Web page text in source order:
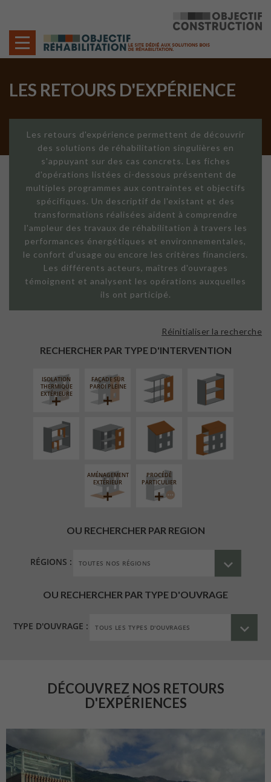
LES RETOURS D'EXPÉRIENCE
Les retours d'expérience permettent de découvrir
des solutions de réhabilitation singulières en
s'appuyant sur des cas concrets. Les fiches
d'opérations listées ci-dessous présentent de
multiples programmes aux contraintes et objectifs
spécifiques. Un descriptif de l'existant et des
transformations réalisées aident à comprendre
l'ampleur des travaux de réhabilitation à travers les
performances énergétiques et environnementales,
le confort d'usage ou encore les critères financiers.
Les différents acteurs, maîtres d'ouvrages
témoignent et analysent les opérations auxquelles
ils ont participé.
RECHERCHER PAR TYPE D'INTERVENTION
Réinitialiser la recherche
ISOLATION
THERMIQUE
EXTÉRIEURE
FAÇADE SUR
PAROI PLEINE
FAÇADE SUR
LINÉAIRE
ISOLATION
INTÉRIEURE
RÉAMÉNAGEMENT
INTÉRIEUR
FERMETURE
LOGGIAS
RÉFECTION DES
TOITURES
SURÉLÉVATION
EXTENSION
AMÉNAGEMENT
EXTÉRIEUR
PROCÉDÉ
PARTICULIER
OU RECHERCHER PAR REGION
RÉGIONS :
OU RECHERCHER PAR TYPE D'OUVRAGE
TYPE D'OUVRAGE :
DÉCOUVREZ NOS RETOURS
D'EXPÉRIENCES